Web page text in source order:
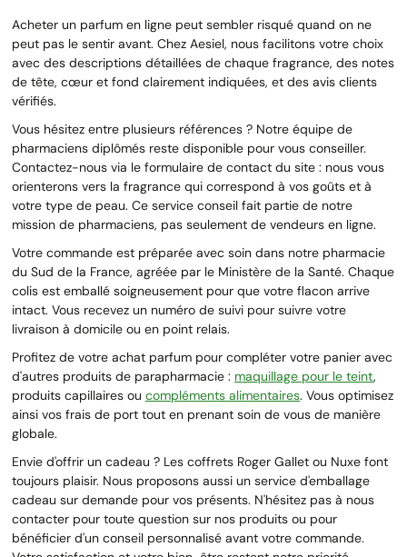
Acheter un parfum en ligne peut sembler risqué quand on ne
peut pas le sentir avant. Chez Aesiel, nous facilitons votre choix
avec des descriptions détaillées de chaque fragrance, des notes
de tête, cœur et fond clairement indiquées, et des avis clients
vérifiés.
Vous hésitez entre plusieurs références ? Notre équipe de
pharmaciens diplômés reste disponible pour vous conseiller.
Contactez-nous via le formulaire de contact du site : nous vous
orienterons vers la fragrance qui correspond à vos goûts et à
votre type de peau. Ce service conseil fait partie de notre
mission de pharmaciens, pas seulement de vendeurs en ligne.
Votre commande est préparée avec soin dans notre pharmacie
du Sud de la France, agréée par le Ministère de la Santé. Chaque
colis est emballé soigneusement pour que votre flacon arrive
intact. Vous recevez un numéro de suivi pour suivre votre
livraison à domicile ou en point relais.
Profitez de votre achat parfum pour compléter votre panier avec
d'autres produits de parapharmacie : maquillage pour le teint,
produits capillaires ou compléments alimentaires. Vous optimisez
ainsi vos frais de port tout en prenant soin de vous de manière
globale.
Envie d'offrir un cadeau ? Les coffrets Roger Gallet ou Nuxe font
toujours plaisir. Nous proposons aussi un service d'emballage
cadeau sur demande pour vos présents. N'hésitez pas à nous
contacter pour toute question sur nos produits ou pour
bénéficier d'un conseil personnalisé avant votre commande.